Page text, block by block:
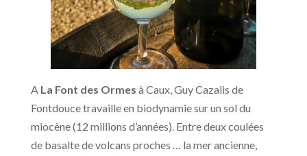
A La Font des Ormes à Caux, Guy Cazalis de
Fontdouce travaille en biodynamie sur un sol du
miocène (12 millions d’années). Entre deux coulées
de basalte de volcans proches … la mer ancienne,